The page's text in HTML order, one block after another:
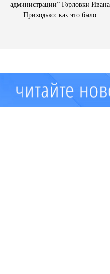
администрации” Горловки Ивана
Приходько: как это было